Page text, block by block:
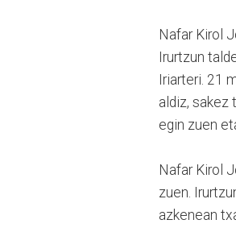
Nafar Kirol
Irurtzun
Iriarteri. 21
aldiz, sakez
egin zuen
Nafar Kirol
zuen.
azkenean